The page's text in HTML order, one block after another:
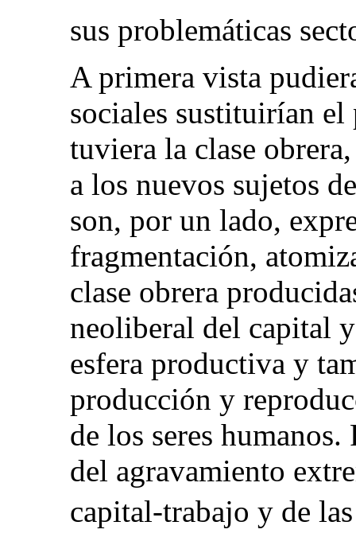
sus problemáticas
A primera vista
sociales sustituirían
tuviera la clase
a los nuevos sujetos
son, por un lado,
fragmentación,
clase obrera
neoliberal del capital
esfera productiva y
producción y
de los seres
del agravamiento
capital-trabajo y de las